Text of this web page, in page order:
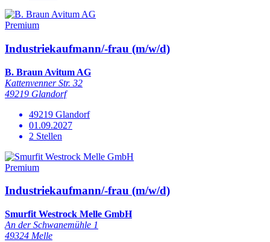
Premium
Industriekaufmann/-frau (m/w/d)
B. Braun Avitum AG
Kattenvenner Str. 32
49219 Glandorf
49219 Glandorf
01.09.2027
2 Stellen
Premium
Industriekaufmann/-frau (m/w/d)
Smurfit Westrock Melle GmbH
An der Schwanemühle 1
49324 Melle